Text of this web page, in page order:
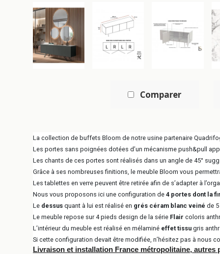
Comparer
La collection de buffets Bloom de notre usine partenaire
Les portes sans poignées dotées d’un mécanisme push&pull
Les chants de ces portes sont réalisés dans un angle de 45°
Grâce à ses nombreuses finitions, le meuble Bloom vous
Les tablettes en verre peuvent être retirée afin de s’adapter à
Nous vous proposons ici une configuration de 4 portes dont la
Le dessus quant à lui est réalisé en grés céram blanc veiné de 5
Le meuble repose sur 4 pieds design de la série Flair coloris
L’intérieur du meuble est réalisé en mélaminé effet tissu gris
Si cette configuration devait être modifiée, n’hésitez pas à nous
Livraison et installation France métropolitaine, autres